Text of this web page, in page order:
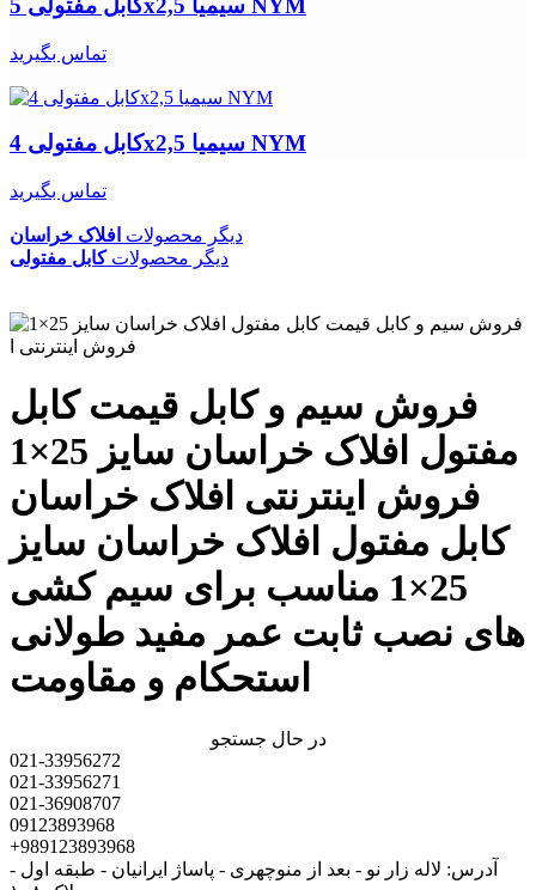
کابل مفتولی 5x2,5 سیمیا NYM
تماس بگیرید
کابل مفتولی 4x2,5 سیمیا NYM
تماس بگیرید
دیگر محصولات افلاک خراسان
دیگر محصولاتکابل مفتولی
فروش سیم و کابل قیمت کابل
مفتول افلاک خراسان سایز 25×1
فروش اینترنتی افلاک خراسان
کابل مفتول افلاک خراسان سایز
25×1 مناسب برای سیم کشی
های نصب ثابت عمر مفید طولانی
استحکام و مقاومت
در حال جستجو
021-33956272
021-33956271
021-36908707
09123893968
+989123893968
آدرس: لاله زار نو - بعد از منوچهری - پاساژ ایرانیان - طبقه اول -